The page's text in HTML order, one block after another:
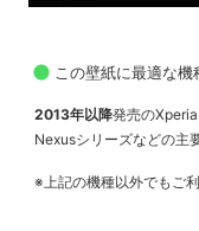
この壁紙に最適な機
2013年以降発売の
Nexusシリーズなどの主
※上記の機種以外でもご